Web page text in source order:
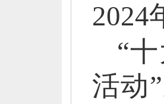
2024
“
活动